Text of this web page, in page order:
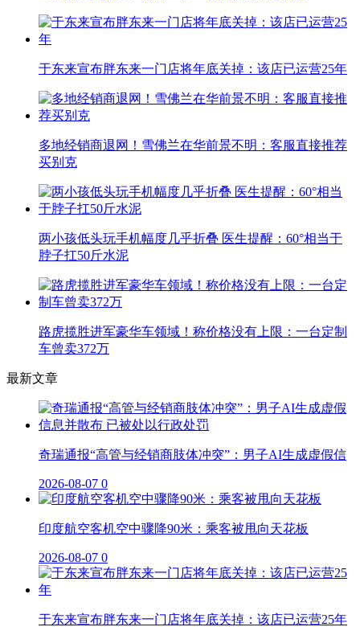
于东来宣布胖东来一门店将年底关掉：该店已运营25年
多地经销商退网！雪佛兰在华前景不明：客服直接推荐
买别克
两小孩低头玩手机幅度几乎折叠 医生提醒：60°相当于
脖子扛50斤水泥
路虎揽胜进军豪华车领域！称价格没有上限：一台定制
车曾卖372万
最新文章
奇瑞通报“高管与经销商肢体冲突”：男子AI生成虚假信
2026-08-07 0
印度航空客机空中骤降90米：乘客被甩向天花板
2026-08-07 0
于东来宣布胖东来一门店将年底关掉：该店已运营25年